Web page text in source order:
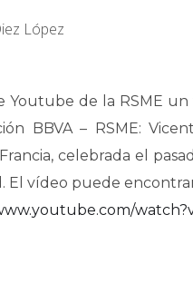
López
Youtube de la RSME
BBVA – RSME:
celebrada el
El vídeo puede